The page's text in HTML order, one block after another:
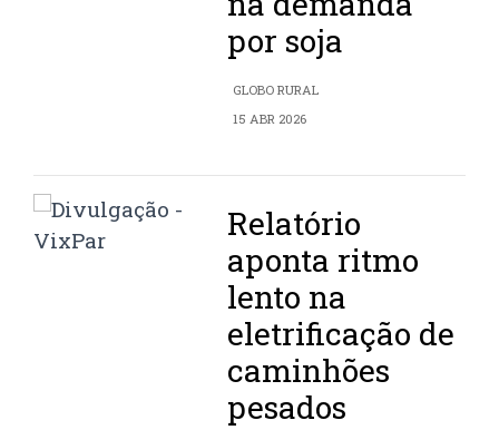
por soja
GLOBO RURAL
15 ABR 2026
Relatório
aponta ritmo
lento na
eletrificação de
caminhões
pesados